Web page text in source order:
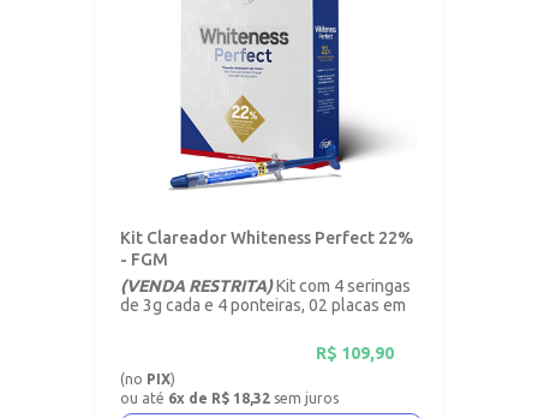
Kit Clareador Whiteness Perfect 22%
- FGM
(VENDA RESTRITA)Kit com 4 seringas
de 3g cada e 4 ponteiras, 02 placas em
R$ 109,90
(no PIX)
ou até 6x de R$ 18,32 sem juros